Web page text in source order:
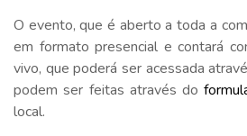
O evento, que é aberto a toda a
em formato presencial e contará
vivo, que poderá ser acessada
podem ser feitas através do
local.